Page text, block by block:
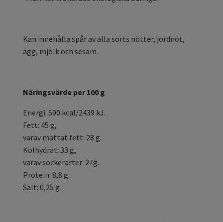
Kan innehålla spår av alla sorts nötter, jordnöt,
ägg, mjölk och sesam.
Näringsvärde per 100 g
Energi: 590 kcal/2439 kJ.
Fett: 45 g,
varav mättat fett: 28 g.
Kolhydrat: 33 g,
varav sockerarter: 27g.
Protein: 8,8 g.
Salt: 0,25 g.